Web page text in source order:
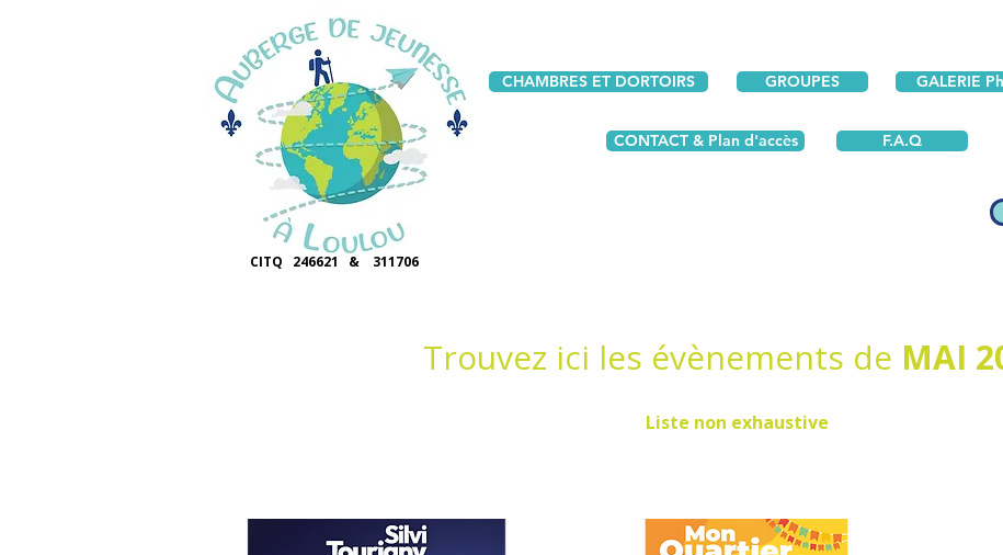
CITQ 246621 & 311706
CHAMBRES ET DORTOIRS GROUPES GALERIE
CONTACT & Plan d'accès F.A.Q
Trouvez ici les évènements de MAI
Liste non exhaustive